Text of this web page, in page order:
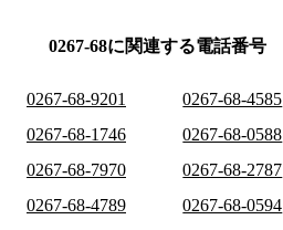
0267-68に関連する電話番号
0267-68-9201 0267-68-4585
0267-68-1746
0267-68-0588
0267-68-7970
0267-68-2787
0267-68-4789
0267-68-0594